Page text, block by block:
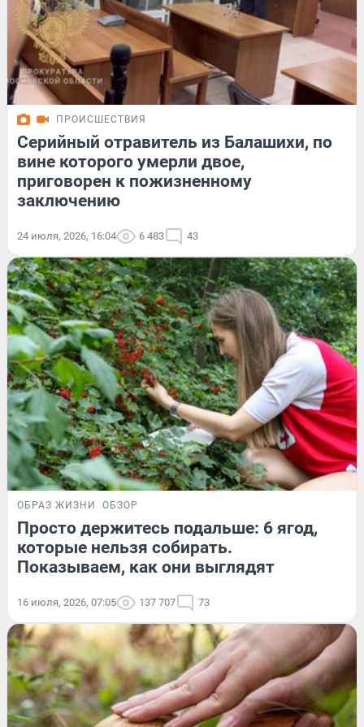
ПРОИСШЕСТВИЯ
Серийный отравитель из Балашихи, по
вине которого умерли двое,
приговорен к пожизненному
заключению
24 июля, 2026, 16:04 6 483 43
ОБРАЗ ЖИЗНИ ОБЗОР
Просто держитесь подальше: 6 ягод,
которые нельзя собирать.
Показываем, как они выглядят
16 июля, 2026, 07:05 137 707 73